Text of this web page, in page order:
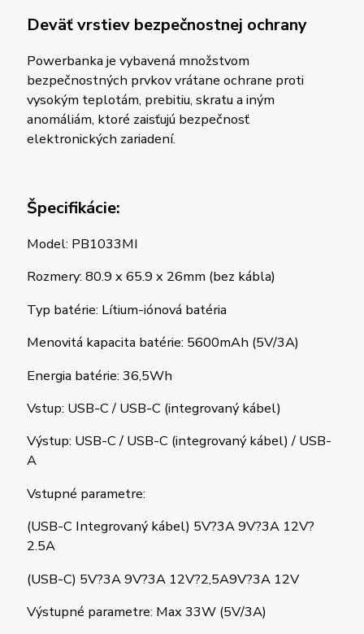
Deväť vrstiev bezpečnostnej ochrany
Powerbanka je vybavená množstvom
bezpečnostných prvkov vrátane ochrane proti
vysokým teplotám, prebitiu, skratu a iným
anomáliám, ktoré zaisťujú bezpečnosť
elektronických zariadení.
Špecifikácie:
Model: PB1033MI
Rozmery: 80.9 x 65.9 x 26mm (bez kábla)
Typ batérie: Lítium-iónová batéria
Menovitá kapacita batérie: 5600mAh (5V/3A)
Energia batérie: 36,5Wh
Vstup: USB-C / USB-C (integrovaný kábel)
Výstup: USB-C / USB-C (integrovaný kábel) / USB-
A
Vstupné parametre:
(USB-C Integrovaný kábel) 5V?3A 9V?3A 12V?
2.5A
(USB-C) 5V?3A 9V?3A 12V?2,5A9V?3A 12V
Výstupné parametre: Max 33W (5V/3A)